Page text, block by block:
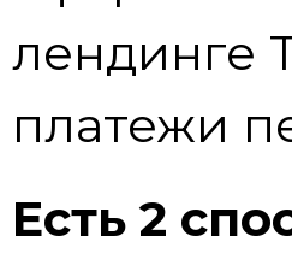
лендинге
платежи
Есть 2